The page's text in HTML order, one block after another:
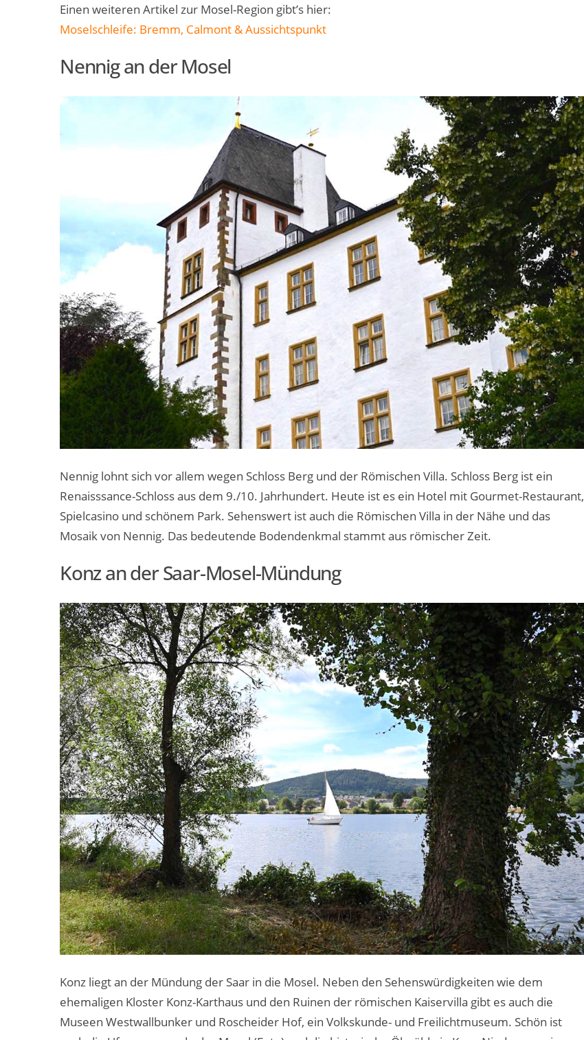
Einen weiteren Artikel zur Mosel-Region gibt’s hier:
Moselschleife: Bremm, Calmont & Aussichtspunkt
Nennig an der Mosel
Nennig lohnt sich vor allem wegen Schloss Berg und der Römischen Villa. Schloss Berg ist ein
Renaisssance-Schloss aus dem 9./10. Jahrhundert. Heute ist es ein Hotel mit Gourmet-Restaurant,
Spielcasino und schönem Park. Sehenswert ist auch die Römischen Villa in der Nähe und das
Mosaik von Nennig. Das bedeutende Bodendenkmal stammt aus römischer Zeit.
Konz an der Saar-Mosel-Mündung
Konz liegt an der Mündung der Saar in die Mosel. Neben den Sehenswürdigkeiten wie dem
ehemaligen Kloster Konz-Karthaus und den Ruinen der römischen Kaiservilla gibt es auch die
Museen Westwallbunker und Roscheider Hof, ein Volkskunde- und Freilichtmuseum. Schön ist